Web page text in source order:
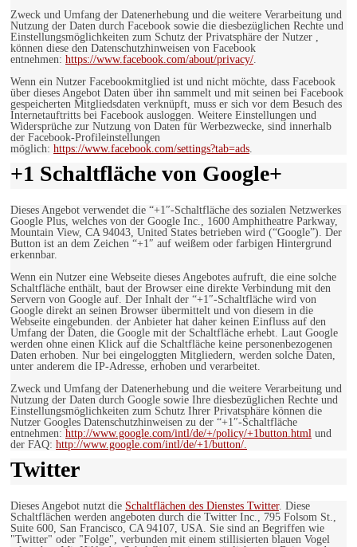
Zweck und Umfang der Datenerhebung und die weitere Verarbeitung und
Nutzung der Daten durch Facebook sowie die diesbezüglichen Rechte und
Einstellungsmöglichkeiten zum Schutz der Privatsphäre der Nutzer ,
können diese den Datenschutzhinweisen von Facebook
entnehmen: https://www.facebook.com/about/privacy/.
Wenn ein Nutzer Facebookmitglied ist und nicht möchte, dass Facebook
über dieses Angebot Daten über ihn sammelt und mit seinen bei Facebook
gespeicherten Mitgliedsdaten verknüpft, muss er sich vor dem Besuch des
Internetauftritts bei Facebook ausloggen. Weitere Einstellungen und
Widersprüche zur Nutzung von Daten für Werbezwecke, sind innerhalb
der Facebook-Profileinstellungen
möglich: https://www.facebook.com/settings?tab=ads.
+1 Schaltfläche von Google+
Dieses Angebot verwendet die “+1″-Schaltfläche des sozialen Netzwerkes
Google Plus, welches von der Google Inc., 1600 Amphitheatre Parkway,
Mountain View, CA 94043, United States betrieben wird (“Google”). Der
Button ist an dem Zeichen “+1″ auf weißem oder farbigen Hintergrund
erkennbar.
Wenn ein Nutzer eine Webseite dieses Angebotes aufruft, die eine solche
Schaltfläche enthält, baut der Browser eine direkte Verbindung mit den
Servern von Google auf. Der Inhalt der “+1″-Schaltfläche wird von
Google direkt an seinen Browser übermittelt und von diesem in die
Webseite eingebunden. der Anbieter hat daher keinen Einfluss auf den
Umfang der Daten, die Google mit der Schaltfläche erhebt. Laut Google
werden ohne einen Klick auf die Schaltfläche keine personenbezogenen
Daten erhoben. Nur bei eingeloggten Mitgliedern, werden solche Daten,
unter anderem die IP-Adresse, erhoben und verarbeitet.
Zweck und Umfang der Datenerhebung und die weitere Verarbeitung und
Nutzung der Daten durch Google sowie Ihre diesbezüglichen Rechte und
Einstellungsmöglichkeiten zum Schutz Ihrer Privatsphäre können die
Nutzer Googles Datenschutzhinweisen zu der “+1″-Schaltfläche
entnehmen: http://www.google.com/intl/de/+/policy/+1button.html und
der FAQ: http://www.google.com/intl/de/+1/button/.
Twitter
Dieses Angebot nutzt die Schaltflächen des Dienstes Twitter. Diese
Schaltflächen werden angeboten durch die Twitter Inc., 795 Folsom St.,
Suite 600, San Francisco, CA 94107, USA. Sie sind an Begriffen wie
"Twitter" oder "Folge", verbunden mit einem stillisierten blauen Vogel